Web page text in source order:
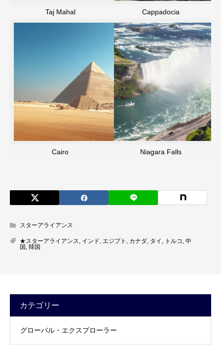
Taj Mahal Cappadocia
Cairo Niagara Falls
スターアライアンス
★スターアライアンス インド エジプト カナダ タイ トルコ 中
国 韓国
カテゴリー
グローバル・エクスプローラー